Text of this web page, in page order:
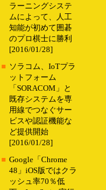
ラーニングシステ
ムによって、人工
知能が初めて囲碁
のプロ棋士に勝利
[2016/01/28]
■ ソラコム、IoTプラ
ットフォーム
「SORACOM」と
既存システムを専
用線でつなぐサー
ビスや認証機能な
ど提供開始
[2016/01/28]
■ Google「Chrome
48」iOS版ではクラ
ッシュ率70％低